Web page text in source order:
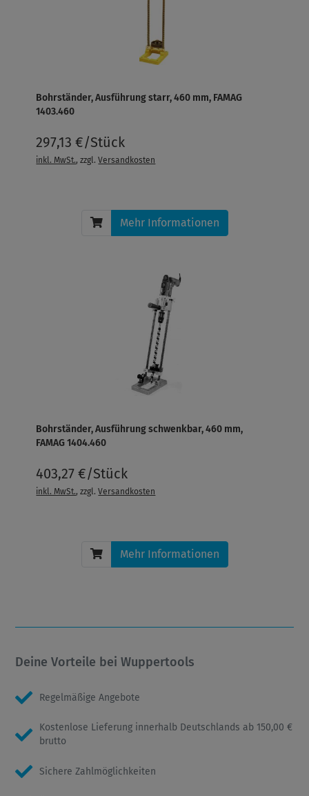
Bohrständer, Ausführung starr, 460 mm, FAMAG
1403.460
297,13 €/Stück
inkl. MwSt., zzgl.Versandkosten
Mehr Informationen
Bohrständer, Ausführung schwenkbar, 460 mm,
FAMAG 1404.460
403,27 €/Stück
inkl. MwSt., zzgl.Versandkosten
Mehr Informationen
Deine Vorteile bei Wuppertools
Regelmäßige Angebote
Kostenlose Lieferung innerhalb Deutschlands ab 150,00 €
brutto
Sichere Zahlmöglichkeiten